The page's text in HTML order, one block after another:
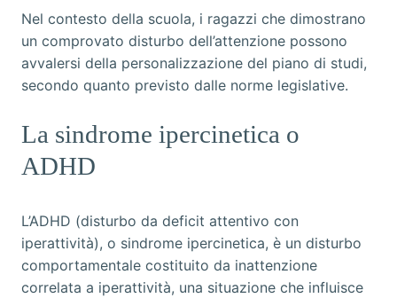
Nel contesto della scuola, i ragazzi che dimostrano
un comprovato disturbo dell’attenzione possono
avvalersi della personalizzazione del piano di studi,
secondo quanto previsto dalle norme legislative.
La sindrome ipercinetica o
ADHD
L’ADHD (disturbo da deficit attentivo con
iperattività), o sindrome ipercinetica, è un disturbo
comportamentale costituito da inattenzione
correlata a iperattività, una situazione che influisce